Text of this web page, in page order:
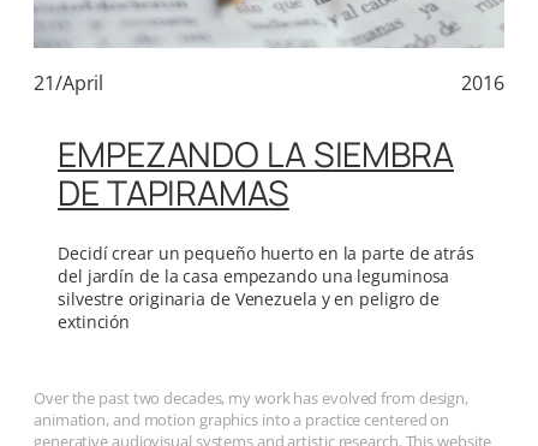
21/April 2016
EMPEZANDO LA SIEMBRA
DE TAPIRAMAS
Decidí crear un pequeño huerto en la parte de atrás
del jardín de la casa empezando una leguminosa
silvestre originaria de Venezuela y en peligro de
extinción
Over the past two decades, my work has evolved from design,
animation, and motion graphics into a practice centered on
generative audiovisual systems and artistic research. This website